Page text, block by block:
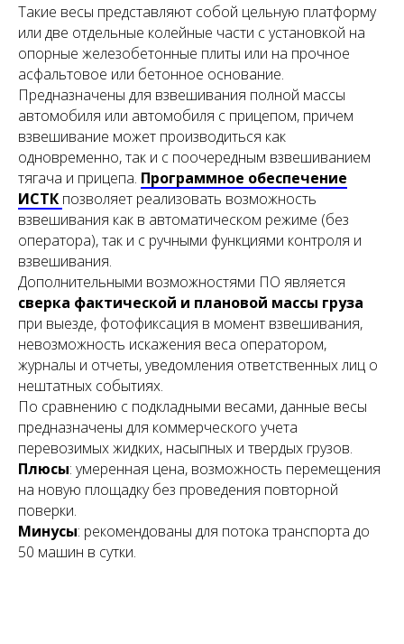
Такие весы представляют собой цельную платформу
или две отдельные колейные части с установкой на
опорные железобетонные плиты или на прочное
асфальтовое или бетонное основание.
Предназначены для взвешивания полной массы
автомобиля или автомобиля с прицепом, причем
взвешивание может производиться как
одновременно, так и с поочередным взвешиванием
тягача и прицепа. Программное обеспечение
ИСТК позволяет реализовать возможность
взвешивания как в автоматическом режиме (без
оператора), так и с ручными функциями контроля и
взвешивания.
Дополнительными возможностями ПО является
сверка фактической и плановой массы груза
при выезде, фотофиксация в момент взвешивания,
невозможность искажения веса оператором,
журналы и отчеты, уведомления ответственных лиц о
нештатных событиях.
По сравнению с подкладными весами, данные весы
предназначены для коммерческого учета
перевозимых жидких, насыпных и твердых грузов.
Плюсы: умеренная цена, возможность перемещения
на новую площадку без проведения повторной
поверки.
Минусы: рекомендованы для потока транспорта до
50 машин в сутки.